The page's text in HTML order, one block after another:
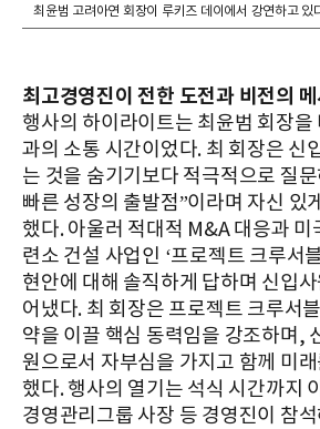
최윤범 고려아연 회장이 루키즈 데이에서 강연하고 있
최고경영진이 전한 도전과 비전의 메
행사의 하이라이트는 최윤범 회장을
과의 소통 시간이었다. 최 회장은 신
는 것을 숨기기보다 적극적으로 질
빠른 성장의 출발점”이라며 자신 있
했다. 아울러 적대적 M&A 대응과 미
련소 건설 사업인 ‘프로젝트 크루서
현안에 대해 솔직하게 답하며 신입
어냈다. 최 회장은 프로젝트 크루서
약을 이끌 핵심 동력임을 강조하며,
원으로서 자부심을 가지고 함께 미
했다. 행사의 열기는 석식 시간까지
경영관리그룹 사장 등 경영진이 참